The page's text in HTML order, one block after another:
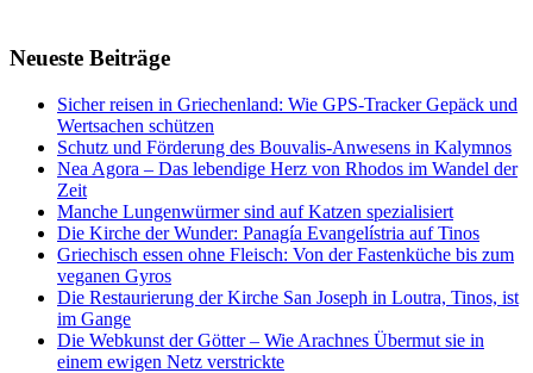
Neueste Beiträge
Sicher reisen in Griechenland: Wie GPS-Tracker Gepäck und
Wertsachen schützen
Schutz und Förderung des Bouvalis-Anwesens in Kalymnos
Nea Agora – Das lebendige Herz von Rhodos im Wandel der
Zeit
Manche Lungenwürmer sind auf Katzen spezialisiert
Die Kirche der Wunder: Panagía Evangelístria auf Tinos
Griechisch essen ohne Fleisch: Von der Fastenküche bis zum
veganen Gyros
Die Restaurierung der Kirche San Joseph in Loutra, Tinos, ist
im Gange
Die Webkunst der Götter – Wie Arachnes Übermut sie in
einem ewigen Netz verstrickte